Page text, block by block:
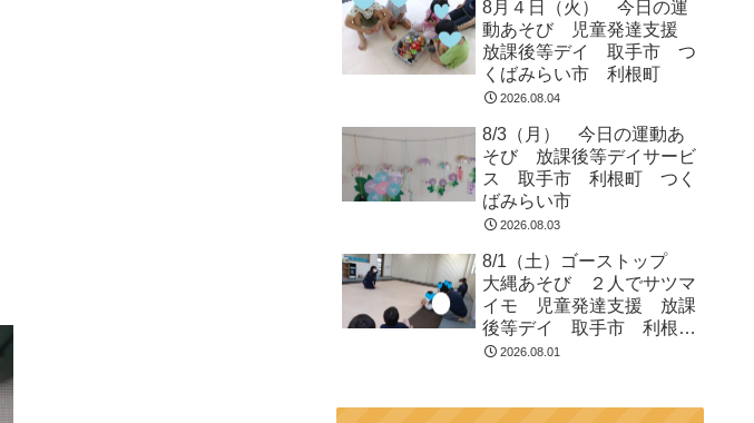
8月４日（火） 今日の運
動あそび 児童発達支援
放課後等デイ 取手市 つ
くばみらい市 利根町
2026.08.04
8/3（月） 今日の運動あ
そび 放課後等デイサービ
ス 取手市 利根町 つく
ばみらい市
2026.08.03
8/1（土）ゴーストップ
大縄あそび ２人でサツマ
イモ 児童発達支援 放課
後等デイ 取手市 利根
町 龍ヶ崎市
2026.08.01